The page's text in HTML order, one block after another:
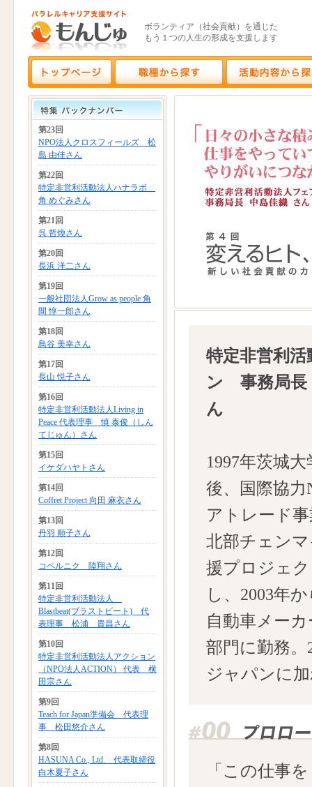
ボランティア（社会貢献）を通じた
もう１つの人生の形成を支援します
特定非営利
ン 事務局
ん
1997年茨城
後、国際協
アトレード
北部チェン
援プロジェ
し、2003年
自動車メー
部門に勤務
ジャパンに
「この仕事
第23回
NPO法人クロスフィールズ 松
島 由佳さん
第22回
特定非営利活動法人ハナラボ
角 めぐみさん
第21回
呉 哲煥さん
第20回
長浜 洋二さん
第19回
一般社団法人Grow as people 角
間 惇一郎さん
第18回
鳥谷 美幸さん
第17回
長山 悦子さん
第16回
特定非営利活動法人Living in
Peace 代表理事 慎 泰俊（しん
てじゅん）さん
第15回
イケダハヤトさん
第14回
Coffret Project 向田 麻衣さん
第13回
丹羽 順子さん
第12回
コペルニク 陸翔さん
第11回
特定非営利活動法人
Blastbeat(ブラストビート) 代
表理事 松浦 貴昌さん
第10回
特定非営利活動法人アクション
（NPO法人ACTION） 代表 横
田宗さん
第9回
Teach for Japan準備会 代表理
事 松田悠介さん
第8回
HASUNA Co., Ltd. 代表取締役
白木夏子さん